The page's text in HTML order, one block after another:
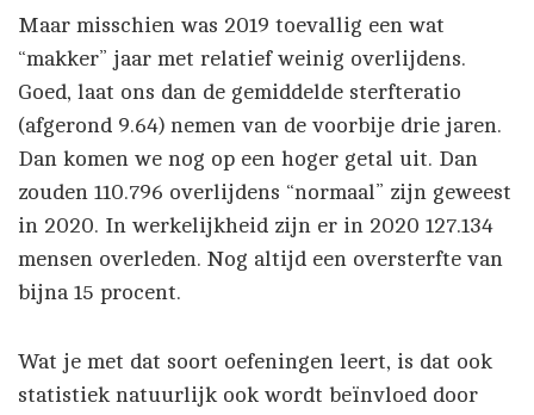
Maar misschien was 2019 toevallig een wat
“makker” jaar met relatief weinig overlijdens.
Goed, laat ons dan de gemiddelde sterfteratio
(afgerond 9.64) nemen van de voorbije drie jaren.
Dan komen we nog op een hoger getal uit. Dan
zouden 110.796 overlijdens “normaal” zijn geweest
in 2020. In werkelijkheid zijn er in 2020 127.134
mensen overleden. Nog altijd een oversterfte van
bijna 15 procent.
Wat je met dat soort oefeningen leert, is dat ook
statistiek natuurlijk ook wordt beïnvloed door